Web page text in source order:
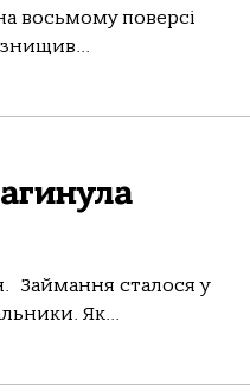
восьмому поверсі
Займання сталося у
Як...